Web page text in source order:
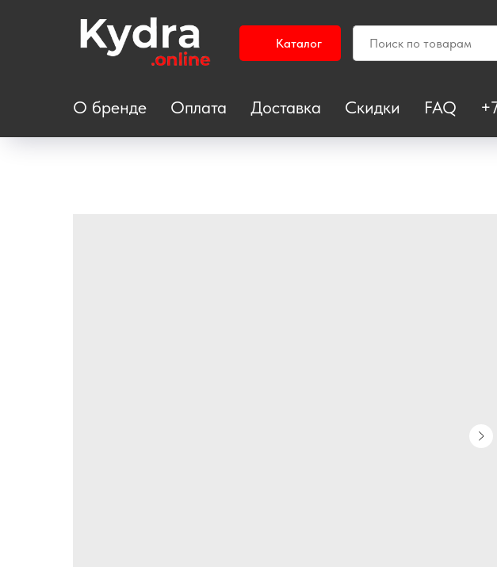
Каталог
О бренде Оплата Доставка Скидки FAQ